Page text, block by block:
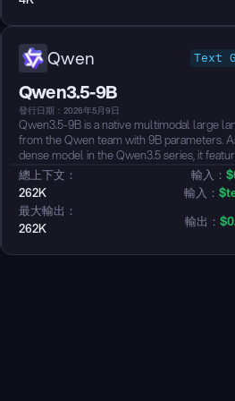
Qwen Text
Qwen3.5-9B
發行日期：2026年5月9日
Qwen3.5-9B is a native multimodal large
from the Qwen team with 9B parameters.
dense model in the Qwen3.5 series, it
hybrid architecture combining Gated Delta
Gated Attention, natively supporting a
length extensible up to ~1M tokens. The
unified vision-language capabilities through
training, supporting text, image, and video
總上下文：
262K
最大輸出：
262K
輸入： $
輸入： $
輸出： $